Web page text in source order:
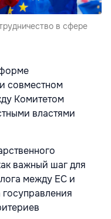
в сфере
совместном
Комитетом
властями
важный шаг для
между ЕС и